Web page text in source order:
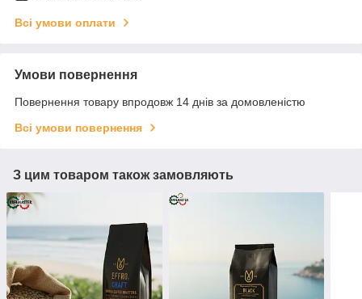
Всі умови оплати
Умови повернення
Повернення товару впродовж 14 днів за домовленістю
Всі умови повернення
З цим товаром також замовляють